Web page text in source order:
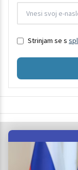
Strinjam se s